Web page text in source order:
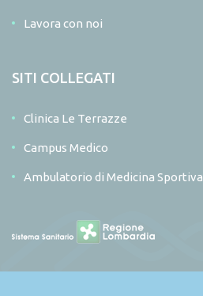
Lavora con noi
SITI COLLEGATI
Clinica Le Terrazze
Campus Medico
Ambulatorio di Medicina Sportiva